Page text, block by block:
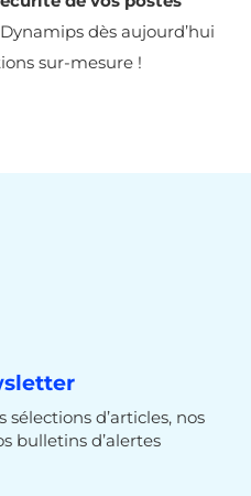
dès aujourd’hui
sur-mesure !
d’articles, nos
bulletins d’alertes